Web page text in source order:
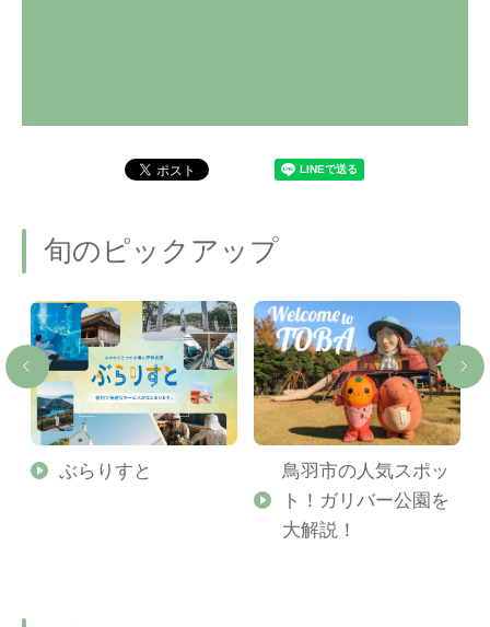
旬のピックアップ
ぶらりすと
鳥羽市の人気スポッ
ト！ガリバー公園を
大解説！